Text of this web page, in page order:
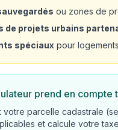
ou zones de
de projets urbains
spéciaux pour
prend en compte
votre parcelle cadastrale
et calcule votre